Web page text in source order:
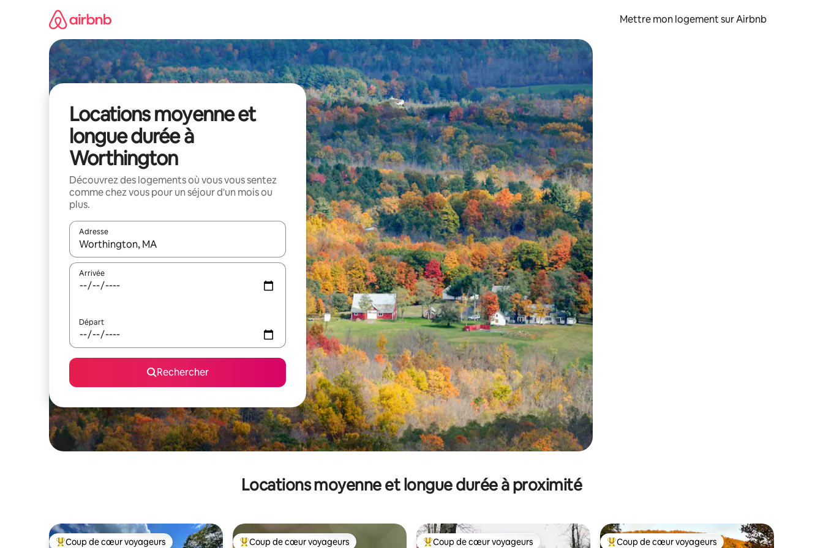
Mettre mon logement sur Airbnb
Locations moyenne et
longue durée à
Worthington
Découvrez des logements où vous vous sentez
comme chez vous pour un séjour d'un mois ou
plus.
Adresse
Lorsque les résultats s'affichent, utilisez les flèches vers le haut et vers le bas pour les parcourir ou en appuyant et en faisant glisser.
Arrivée
Départ
Rechercher
Locations moyenne et longue durée à proximité
Coup de cœur voyageurs Coup de cœur voyageurs Coup de cœur voyageurs Coup de cœur voyageurs